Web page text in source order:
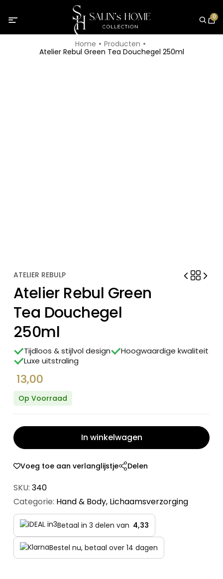
0
Home
Producten
Atelier Rebul Green Tea Douchegel 250ml
ATELIER REBULP
Atelier Rebul Green
Tea Douchegel
250ml
Tijdloos & stijlvol design
Hoogwaardige kwaliteit
Luxe uitstraling
13,00
Op Voorraad
In winkelwagen
Voeg toe aan verlanglijstje Delen
SKU: 340
Categorie: Hand & Body, Lichaamsverzorging
Betaal in 3 delen van 4,33
Bestel nu, betaal over 14 dagen